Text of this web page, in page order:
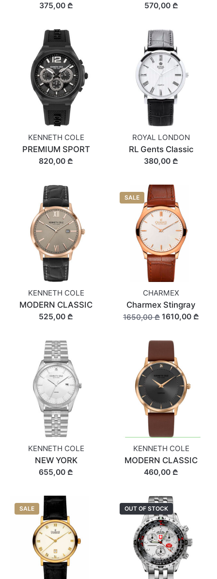
375,00 ₾ 570,00 ₾
KENNETH COLE
PREMIUM SPORT
820,00 ₾
ROYAL LONDON
RL Gents Classic
380,00 ₾
KENNETH COLE
MODERN CLASSIC
525,00 ₾
SALE
CHARMEX
Charmex Stingray
1650,00 ₾ 1610,00 ₾
KENNETH COLE
NEW YORK
655,00 ₾
KENNETH COLE
MODERN CLASSIC
460,00 ₾
SALE OUT OF STOCK